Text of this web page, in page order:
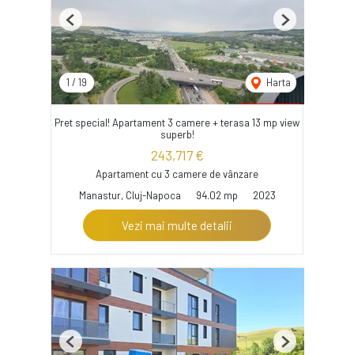
1 / 19 Harta
Previous Next
Pret special! Apartament 3 camere + terasa 13 mp view
superb!
243,717 €
Apartament cu 3 camere de vânzare
Manastur, Cluj-Napoca
94.02 mp 2023
Vezi mai multe detalii
Previous Next